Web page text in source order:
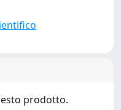
prodotto.